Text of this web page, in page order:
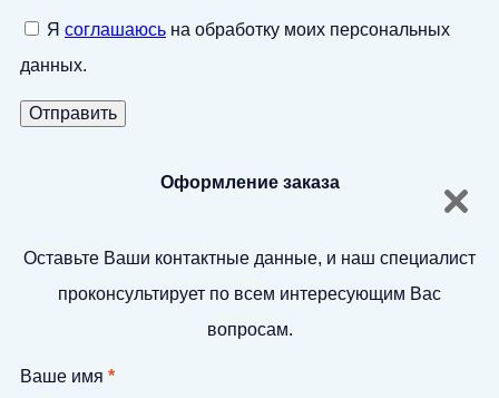
Я соглашаюсь на обработку моих персональных
данных.
Оформление заказа
Оставьте Ваши контактные данные, и наш специалист
проконсультирует по всем интересующим Вас
вопросам.
Ваше имя *